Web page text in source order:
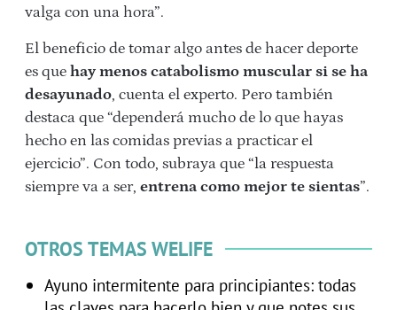
valga con una hora”.
El beneficio de tomar algo antes de hacer deporte
es que hay menos catabolismo muscular si se ha
desayunado, cuenta el experto. Pero también
destaca que “dependerá mucho de lo que hayas
hecho en las comidas previas a practicar el
ejercicio”. Con todo, subraya que “la respuesta
siempre va a ser, entrena como mejor te sientas”.
OTROS TEMAS WELIFE
Ayuno intermitente para principiantes: todas